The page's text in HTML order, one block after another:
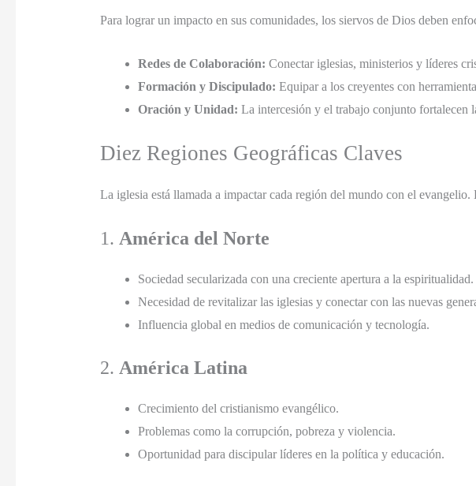
Para lograr un impacto en sus comunidades, los siervos de Dios deben
Redes de Colaboración: Conectar iglesias, ministerios y líderes
Formación y Discipulado: Equipar a los creyentes con
Oración y Unidad: La intercesión y el trabajo conjunto fortalecen
Diez Regiones Geográficas Claves
La iglesia está llamada a impactar cada región del mundo con el
1. América del Norte
Sociedad secularizada con una creciente apertura a la espiritualidad.
Necesidad de revitalizar las iglesias y conectar con las nuevas
Influencia global en medios de comunicación y tecnología.
2. América Latina
Crecimiento del cristianismo evangélico.
Problemas como la corrupción, pobreza y violencia.
Oportunidad para discipular líderes en la política y educación.